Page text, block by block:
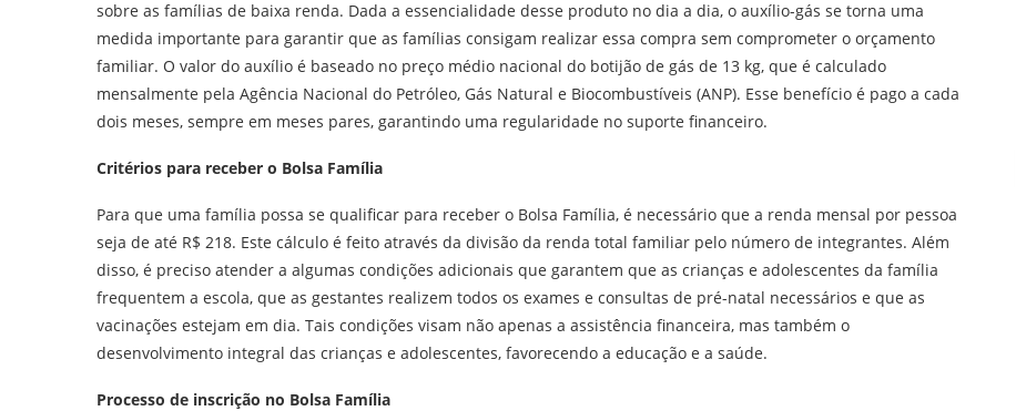
sobre as famílias de baixa renda. Dada a essencialidade desse produto no dia a dia, o auxílio-gás se torna uma
medida importante para garantir que as famílias consigam realizar essa compra sem comprometer o orçamento
familiar. O valor do auxílio é baseado no preço médio nacional do botijão de gás de 13 kg, que é calculado
mensalmente pela Agência Nacional do Petróleo, Gás Natural e Biocombustíveis (ANP). Esse benefício é pago a cada
dois meses, sempre em meses pares, garantindo uma regularidade no suporte financeiro.
Critérios para receber o Bolsa Família
Para que uma família possa se qualificar para receber o Bolsa Família, é necessário que a renda mensal por pessoa
seja de até R$ 218. Este cálculo é feito através da divisão da renda total familiar pelo número de integrantes. Além
disso, é preciso atender a algumas condições adicionais que garantem que as crianças e adolescentes da família
frequentem a escola, que as gestantes realizem todos os exames e consultas de pré-natal necessários e que as
vacinações estejam em dia. Tais condições visam não apenas a assistência financeira, mas também o
desenvolvimento integral das crianças e adolescentes, favorecendo a educação e a saúde.
Processo de inscrição no Bolsa Família